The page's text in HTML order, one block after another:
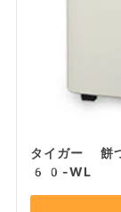
タイガー
60-WL